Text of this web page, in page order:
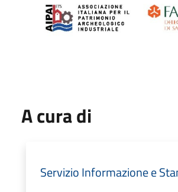
A cura di
Servizio Informazione e